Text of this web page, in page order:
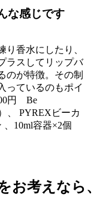
な感じです
り香水にしたり、
ラスしてリップバ
のが特徴。その制
っているのもポイ
円 Be
、 PYREXビーカ
、10ml容器×2個
お考えなら、